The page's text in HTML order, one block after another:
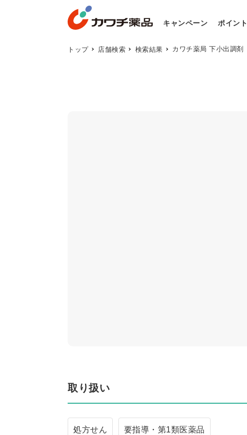
キャンペーン ポイント
トップ 店舗検索 検索結果 カワチ薬局 下小出調剤
取り扱い
処方せん 要指導・第1類医薬品